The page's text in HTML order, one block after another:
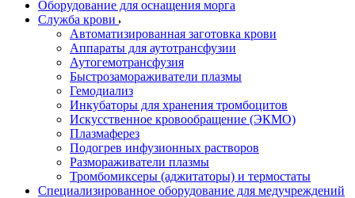
Оборудование для оснащения морга
Служба крови
Автоматизированная заготовка крови
Аппараты для аутотрансфузии
Аутогемотрансфузия
Быстрозамораживатели плазмы
Гемодиализ
Инкубаторы для хранения тромбоцитов
Искусственное кровообращение (ЭКМО)
Плазмаферез
Подогрев инфузионных растворов
Размораживатели плазмы
Тромбомиксеры (аджитаторы) и термостаты
Специализированное оборудование для медучреждений